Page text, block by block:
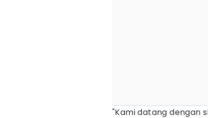
"Kami datang dengan